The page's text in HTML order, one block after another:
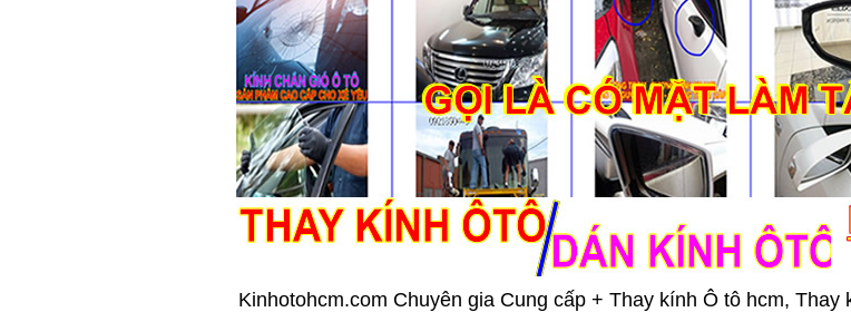
Kinhotohcm.com Chuyên gia Cung cấp + Thay kính Ô tô hcm,